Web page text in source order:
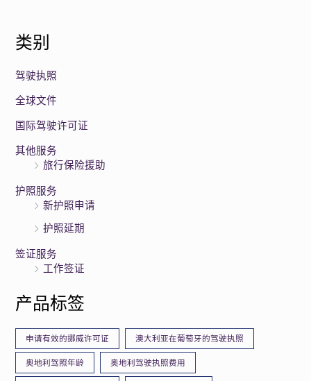
类别
驾驶执照
全球文件
国际驾驶许可证
其他服务
旅行保险援助
护照服务
新护照申请
护照延期
签证服务
工作签证
产品标签
申请有效的挪威许可证 澳大利亚在葡萄牙的驾驶执照
奥地利驾照年龄 奥地利驾驶执照费用